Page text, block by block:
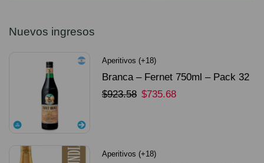
Nuevos ingresos
Aperitivos (+18)
Branca – Fernet 750ml – Pack 32
Unidades
$923.58 $735.68
Aperitivos (+18)